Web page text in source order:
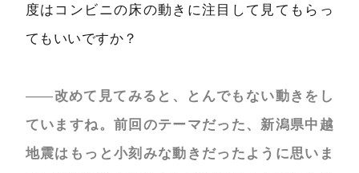
度はコンビニの床の動きに注目して見てもらっ
てもいいですか？
――改めて見てみると、とんでもない動きをし
ていますね。前回のテーマだった、新潟県中越
地震はもっと小刻みな動きだったように思いま